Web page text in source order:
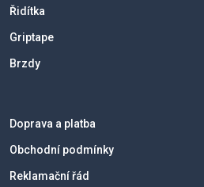
Řidítka
Griptape
Brzdy
Doprava a platba
Obchodní podmínky
Reklamační řád